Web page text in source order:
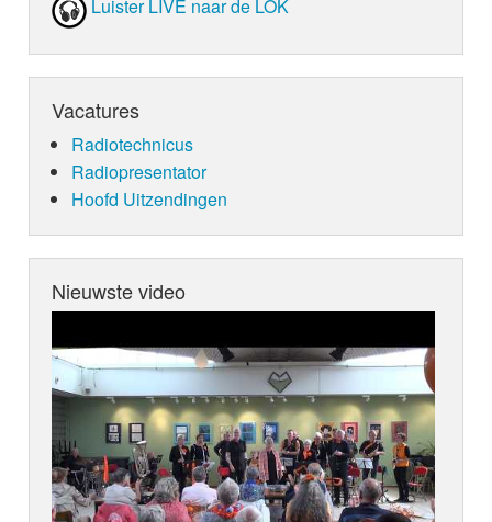
Luister LIVE naar de LOK
Vacatures
Radiotechnicus
Radiopresentator
Hoofd Uitzendingen
Nieuwste video